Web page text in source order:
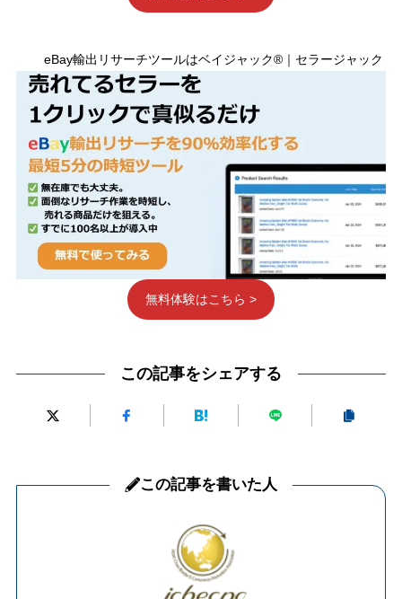
eBay輸出リサーチツールはベイジャック®｜セラージャック
無料体験はこちら >
この記事をシェアする
この記事を書いた人